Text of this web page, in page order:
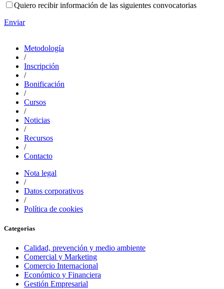
Quiero recibir información de las siguientes convocatorias
Enviar
Metodología
/
Inscripción
/
Bonificación
/
Cursos
/
Noticias
/
Recursos
/
Contacto
Nota legal
/
Datos corporativos
/
Política de cookies
Categorias
Calidad, prevención y medio ambiente
Comercial y Marketing
Comercio Internacional
Económico y Financiera
Gestión Empresarial